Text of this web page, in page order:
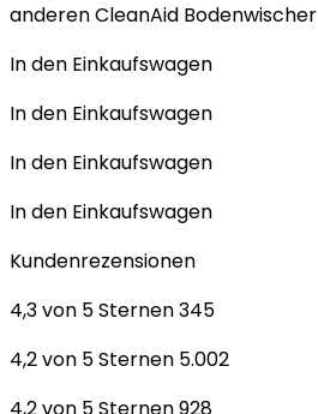
anderen CleanAid Bodenwischer
In den Einkaufswagen
In den Einkaufswagen
In den Einkaufswagen
In den Einkaufswagen
Kundenrezensionen
4,3 von 5 Sternen 345
4,2 von 5 Sternen 5.002